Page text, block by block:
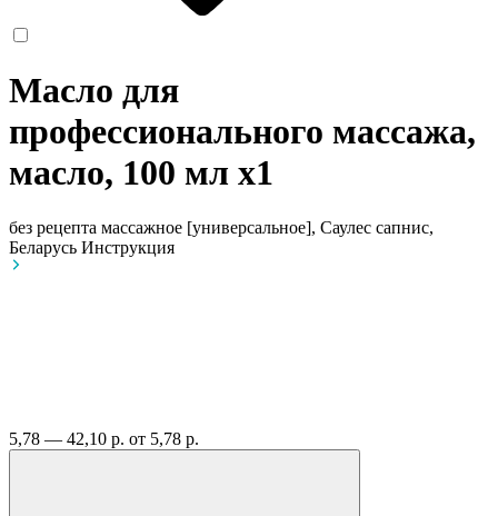
Масло для
профессионального массажа,
масло, 100 мл x1
без рецепта массажное [универсальное], Саулес сапнис,
Беларусь Инструкция
5,78 — 42,10 р. от 5,78 р.